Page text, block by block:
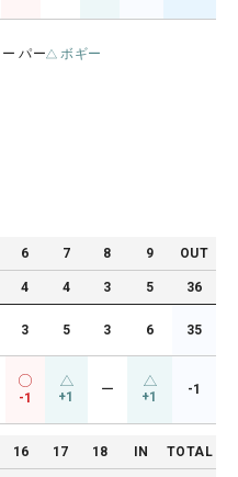
ー パー ボギー
6 7 8 9 OUT
4 4 3 5 36
3 5 3 6 35
-1 +1 ー +1 -1
16 17 18 IN TOTAL